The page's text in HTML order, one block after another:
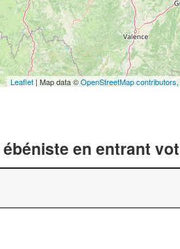
Leaflet | Map data ©OpenStreetMap contributors,
en entrant